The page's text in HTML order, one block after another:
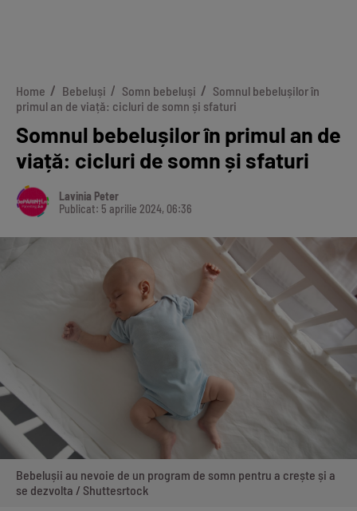
Home Bebeluși Somn bebeluși
Somnul bebelușilor în
primul an de viață: cicluri de somn și sfaturi
Somnul bebelușilor în primul an de
viață: cicluri de somn și sfaturi
Lavinia Peter
Publicat: 5 aprilie 2024, 06:36
Bebelușii au nevoie de un program de somn pentru a crește și a
se dezvolta / Shuttesrtock